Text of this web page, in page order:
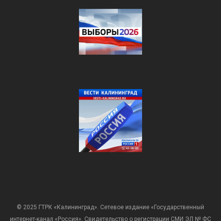
© 2025 ГТРК «Калининград». Сетевое издание «Государственный
интернет-канал «Россия». Свидетельство о регистрации СМИ ЭЛ № ФС